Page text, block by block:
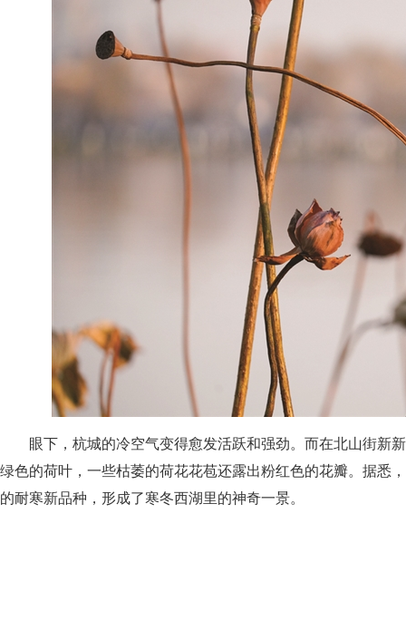
眼下，杭城的冷空气变得愈发活跃和强劲。而在北山街新
绿色的荷叶，一些枯萎的荷花花苞还露出粉红色的花瓣。据悉
的耐寒新品种，形成了寒冬西湖里的神奇一景。